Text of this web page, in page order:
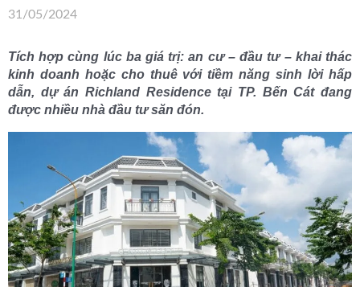
31/05/2024
Tích hợp cùng lúc ba giá trị: an cư – đầu tư – khai thác
kinh doanh hoặc cho thuê với tiềm năng sinh lời hấp
dẫn, dự án Richland Residence tại TP. Bến Cát đang
được nhiều nhà đầu tư săn đón.